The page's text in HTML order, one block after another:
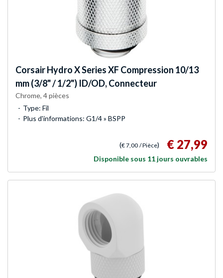
CorsairHydro X Series XF Compression 10/13
mm (3/8" / 1/2") ID/OD, Connecteur
Chrome, 4 pièces
Type: Fil
Plus d'informations: G1/4 » BSPP
(€ 7,00 / Pièce) € 27,99
Disponible sous 11 jours ouvrables